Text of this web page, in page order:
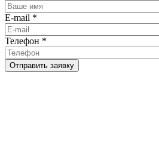
E-mail *
Телефон *